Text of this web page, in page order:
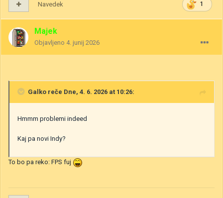
1
Navedek
Majek
Objavljeno 4. junij 2026
Galko reče Dne, 4. 6. 2026 at 10:26:
Hmmm problemi indeed
Kaj pa novi Indy?
To bo pa reko: FPS fuj